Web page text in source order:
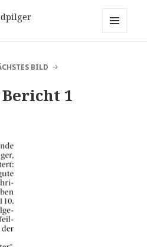
BILD
Bericht 1